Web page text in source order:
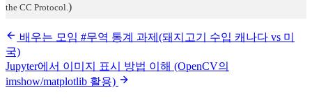
the CC Protocol.)
배우는 모임 #무역 통계 과제(돼지고기 수입 캐나다 vs 미
국)
Jupyter에서 이미지 표시 방법 이해 (OpenCV의
imshow/matplotlib 활용)